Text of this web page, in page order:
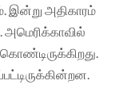
அதிகாரம்
அமெரிக்காவில்